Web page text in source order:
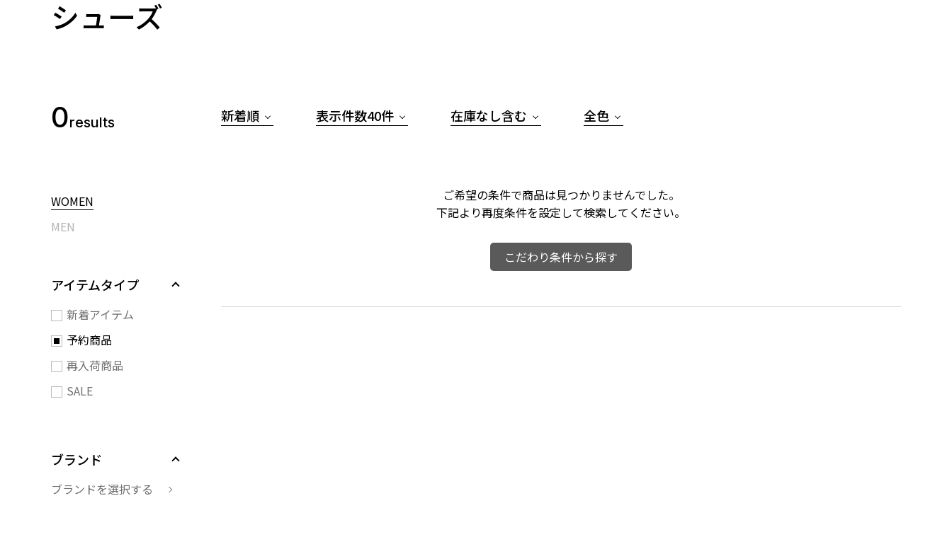
シューズ
0results
WOMEN
MEN
アイテムタイプ
新着アイテム
予約商品
再入荷商品
SALE
ブランド
ブランドを選択する
新着順 表示件数40件 在庫なし含む 全色
ご希望の条件で商品は見つかりませんでした。
下記より再度条件を設定して検索してください。
こだわり条件から探す